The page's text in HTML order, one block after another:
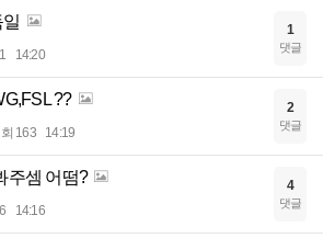
14:20
1
댓글
??
163 14:19
2
댓글
주셈 어떰?
14:16
4
댓글